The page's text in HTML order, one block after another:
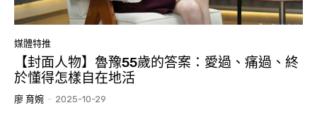
媒體特推
【封面人物】魯豫55歲的答案：愛過、痛過、終
於懂得怎樣自在地活
廖 育婉 - 2025-10-29